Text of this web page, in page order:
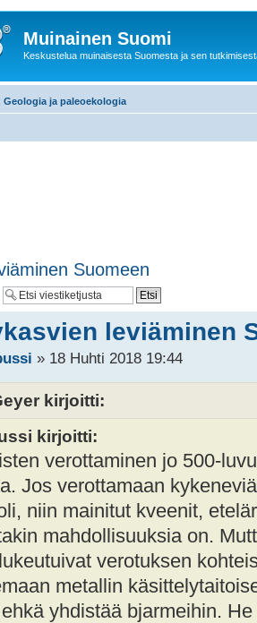
Muinainen Suomi
Keskustelua muinaisesta Suomesta ja sen
Geologia ja paleoekologia
Suomeen
leviäminen
» 18 Huhti 2018 19:44
kirjoitti:
kirjoitti:
verottaminen jo 500-
Jos verottamaan
niin mainitut kveenit,
mahdollisuuksia on.
verotuksen
metallin
yhdistää bjarmeihin.